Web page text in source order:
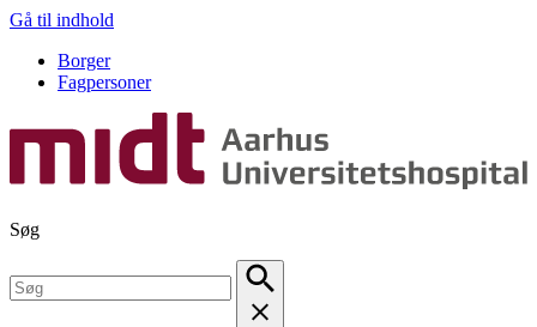
Gå til indhold
Borger
Fagpersoner
Søg